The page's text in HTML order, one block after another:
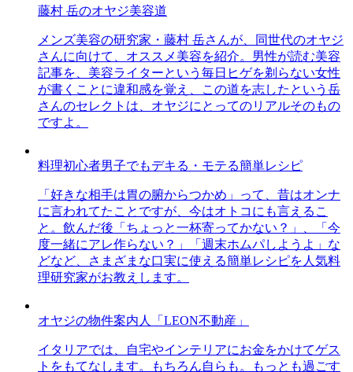
藤村 岳のオヤジ美容道
メンズ美容の研究家・藤村 岳さんが、同世代のオヤジ
さんに向けて、オススメ美容を紹介。男性が読む美容
記事を、美容ライターという毎日ヒゲを剃らない女性
が書くことに違和感を覚え、この道を志したという岳
さんのセレクトは、オヤジにとってのリアルそのもの
ですよ。
料理初心者男子でもデキる・モテる簡単レシピ
「好きな相手は胃の腑からつかめ」って、昔はオンナ
に言われてたことですが、今はオトコにも言えるこ
と。飲んだ後「ちょっと一杯寄ってかない？」、「今
度一緒にアレ作らない？」「週末ホムパしようよ」な
どなど、さまざまな口実に使える簡単レシピを人気料
理研究家がお教えします。
オヤジの物件案内人「LEON不動産」
イタリアでは、自宅やインテリアにお金をかけてゲス
トをもてなします。もちろん自らも。もっとも過ごす